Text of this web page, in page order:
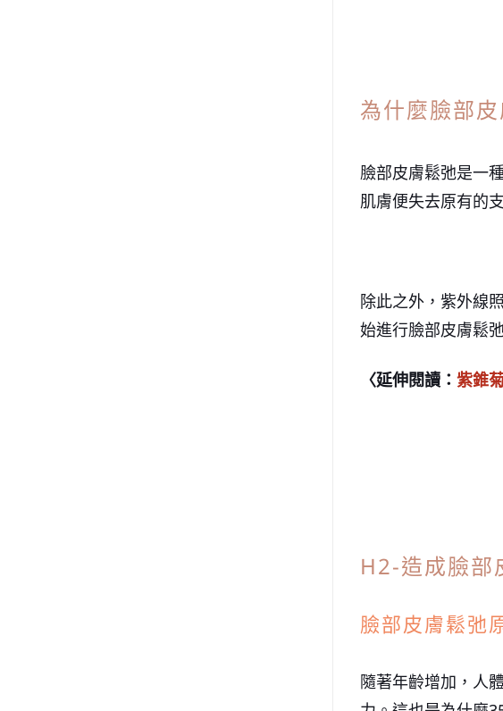
為什麼臉部
臉部皮膚鬆弛是一
肌膚便失去原有的
除此之外，紫外線
始進行臉部皮膚鬆
〈延伸閱讀： 紫錐
H2-造成臉部
臉部皮膚鬆弛
隨著年齡增加，人